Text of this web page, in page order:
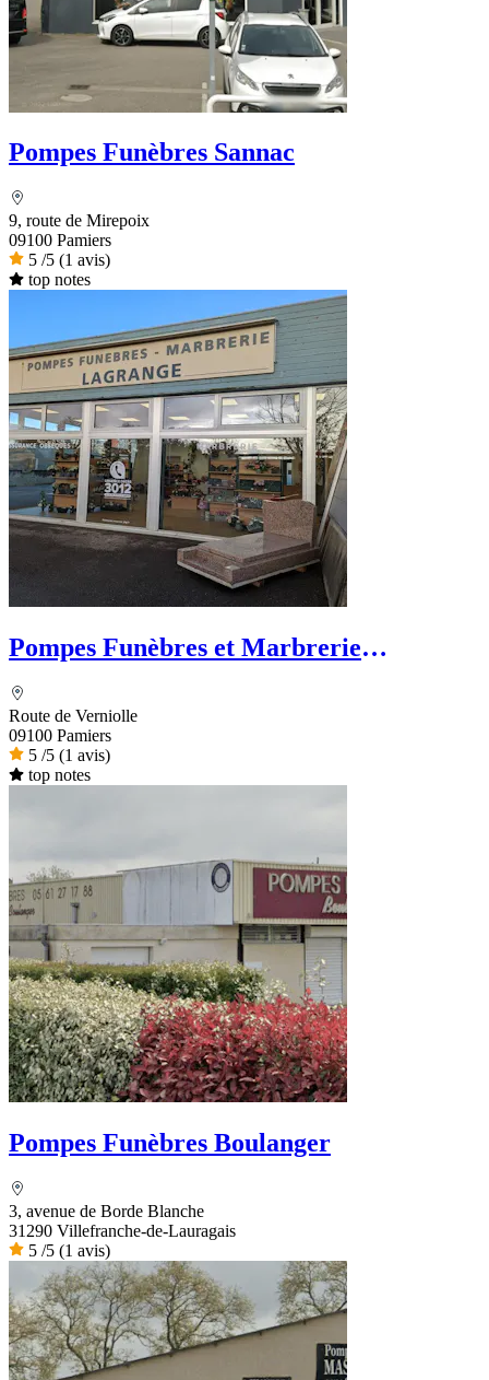
Pompes Funèbres Sannac
9, route de Mirepoix
09100 Pamiers
5 /5 (1 avis)
top notes
Pompes Funèbres et Marbrerie
Route de Verniolle
09100 Pamiers
5 /5 (1 avis)
top notes
Pompes Funèbres Boulanger
3, avenue de Borde Blanche
31290 Villefranche-de-Lauragais
5 /5 (1 avis)